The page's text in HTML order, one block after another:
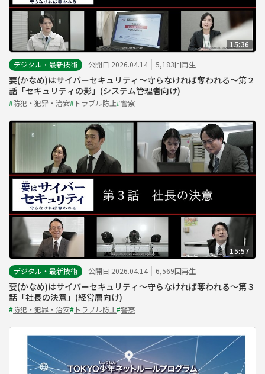
15:36
デジタル・最新技術
公開日 2026.04.14 5,183回再生
要(かなめ)はサイバーセキュリティ～守らなければ奪われる～第２
話「セキュリティの影」(システム管理者向け)
#防犯・犯罪・治安#トラブル防止#警察
15:57
デジタル・最新技術
公開日 2026.04.14 6,569回再生
要(かなめ)はサイバーセキュリティ～守らなければ奪われる～第３
話「社長の決意」(経営層向け)
#防犯・犯罪・治安#トラブル防止#警察